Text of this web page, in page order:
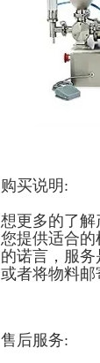
购买说明:
想更多的了
您提供适合
的诺言，服
或者将物料邮
售后服务: